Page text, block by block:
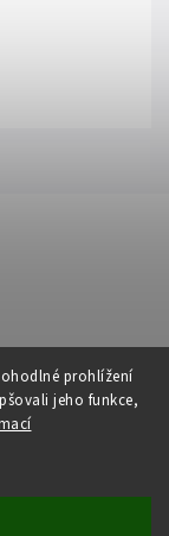
prohlížení
jeho funkce,
vyhrazena.